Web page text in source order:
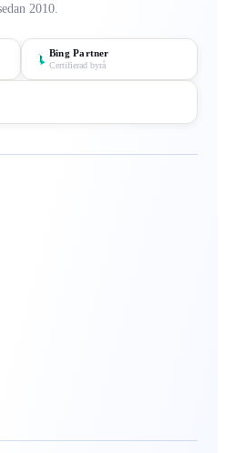
2010.
Bing Partner
Certifierad byrå